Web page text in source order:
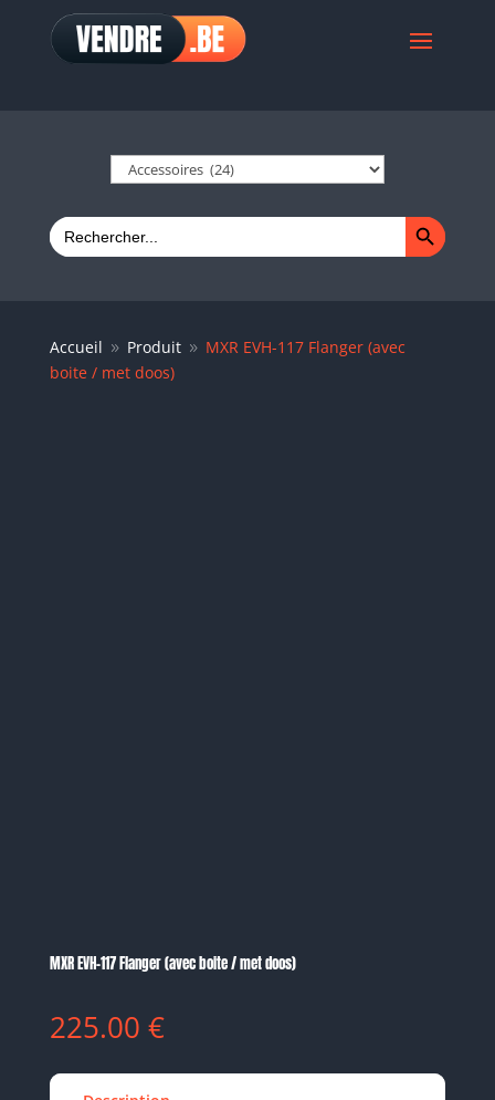
Search
for:
Search Button
Accueil 9 Produit 9 MXR EVH-117 Flanger (avec
boite / met doos)
MXR EVH-117 Flanger (avec boite / met doos)
225.00 €